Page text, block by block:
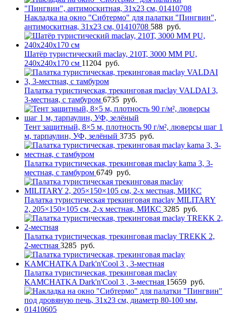
Накладка на окно "Сибтермо" для палатки "Пингвин",
антимоскитная, 31х23 см, 01410708 588 руб.
Шатёр туристический maclay, 210Т, 3000 MM PU,
240х240х170 см 11204 руб.
Палатка туристическая, трекинговая maclay VALDAI 3,
3-местная, с тамбуром 6735 руб.
Тент защитный, 8×5 м, плотность 90 г/м², люверсы шаг 1
м, тарпаулин, УФ, зелёный 3735 руб.
Палатка туристическая, трекинговая maclay kama 3, 3-
местная, с тамбуром 6749 руб.
Палатка туристическая трекинговая maclay MILITARY
2, 205×150×105 см, 2-х местная, МИКС 3285 руб.
Палатка туристическая, трекинговая maclay TREKK 2,
2-местная 3285 руб.
Палатка туристическая, трекинговая maclay
KAMCHATKA Dark'n'Cool 3 , 3-местная 15659 руб.